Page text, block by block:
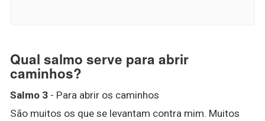
Qual salmo serve para abrir
caminhos?
Salmo 3 - Para abrir os caminhos
São muitos os que se levantam contra mim. Muitos